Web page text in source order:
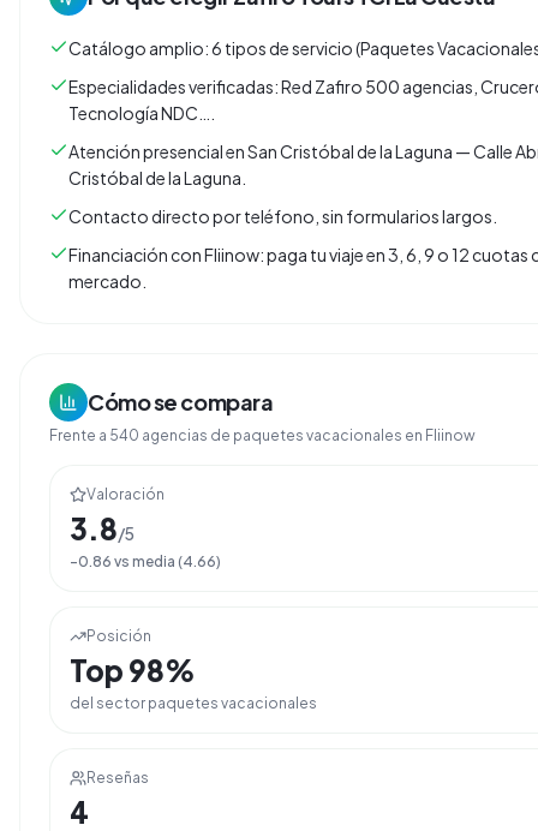
Catálogo amplio: 6 tipos de servicio (Paquetes
Especialidades verificadas: Red Zafiro 500 agencias,
Tecnología NDC….
Atención presencial en San Cristóbal de la Laguna — Calle
Cristóbal de la Laguna.
Contacto directo por teléfono, sin formularios largos.
Financiación con Fliinow: paga tu viaje en 3, 6, 9 o 12
mercado.
Cómo se compara
Frente a 540 agencias de paquetes vacacionales en Fliinow
Valoración
3.8/5
-0.86 vs media (4.66)
Posición
Top 98%
del sector paquetes vacacionales
Reseñas
4